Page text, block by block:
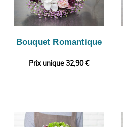
Bouquet Romantique
Prix unique 32,90 €